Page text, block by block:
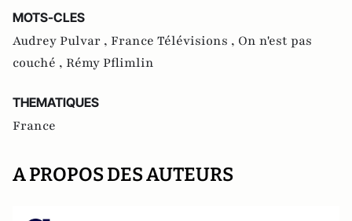
MOTS-CLES
Audrey Pulvar , France Télévisions , On n'est pas
couché , Rémy Pflimlin
THEMATIQUES
France
A PROPOS DES AUTEURS